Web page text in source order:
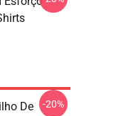
De
-20%